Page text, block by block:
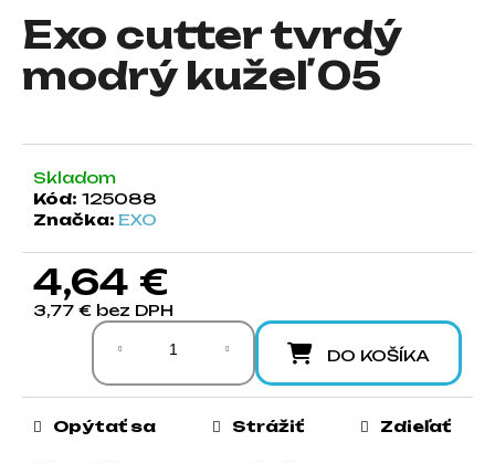
Exo cutter tvrdý
modrý kužeľ 05
Skladom
Kód: 125088
Značka: EXO
4,64 €
3,77 € bez DPH
Jednotková cena:
DO KOŠÍKA
Opýtať sa Strážiť Zdieľať
á
j
s
?
HĽADAŤ
p
o